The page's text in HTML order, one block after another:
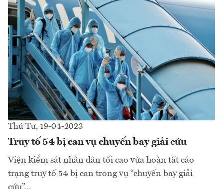
Thứ Tư, 19-04-2023
Truy tố 54 bị can vụ chuyến bay giải cứu
Viện kiểm sát nhân dân tối cao vừa hoàn tất cáo
trạng truy tố 54 bị can trong vụ “chuyến bay giải
cứu”...